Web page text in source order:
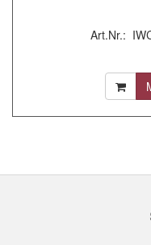
Art.Nr.: